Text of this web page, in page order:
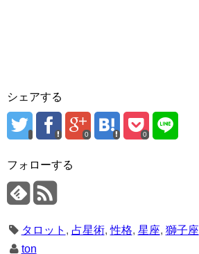
シェアする
0 0
フォローする
タロット , 占星術,性格, 星座, 獅子座
ton